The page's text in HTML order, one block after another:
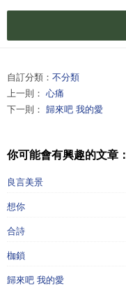
自訂分類： 不分類
上一則： 心痛
下一則： 歸來吧 我的愛
你可能會有興趣的文章：
良言美景
想你
合詩
枷鎖
歸來吧 我的愛